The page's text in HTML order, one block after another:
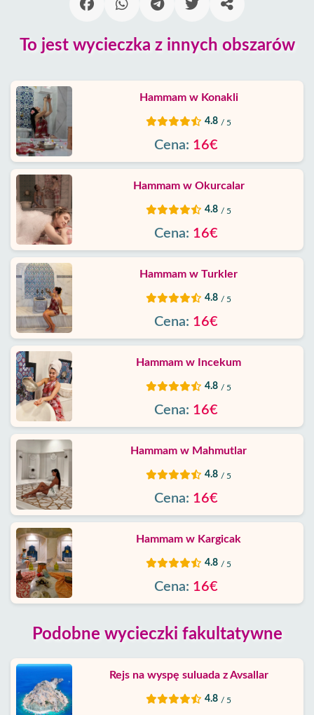
Google
opinie
nas
Usługi
Warunki
Polityka
Prywatności
Skontaktuj
To jest wycieczka z innych obszarów
Hammam w Konakli
4.8 / 5
Cena: 16€
Hammam w Okurcalar
4.8 / 5
Cena: 16€
Hammam w Turkler
4.8 / 5
Cena: 16€
Hammam w Incekum
4.8 / 5
Cena: 16€
Hammam w Mahmutlar
4.8 / 5
Cena: 16€
Hammam w Kargicak
4.8 / 5
Cena: 16€
Podobne wycieczki fakultatywne
Rejs na wyspę suluada z Avsallar
4.8 / 5